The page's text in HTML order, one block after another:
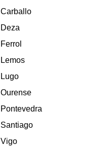
Carballo
Deza
Ferrol
Lemos
Lugo
Ourense
Pontevedra
Santiago
Vigo